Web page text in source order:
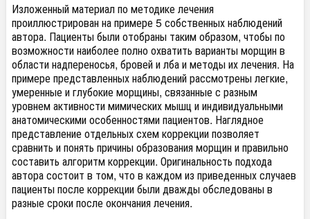
Изложенный материал по методике лечения
проиллюстрирован на примере 5 собственных наблюдений
автора. Пациенты были отобраны таким образом, чтобы по
возможности наиболее полно охватить варианты морщин в
области надпереносья, бровей и лба и методы их лечения. На
примере представленных наблюдений рассмотрены легкие,
умеренные и глубокие морщины, связанные с разным
уровнем активности мимических мышц и индивидуальными
анатомическими особенностями пациентов. Наглядное
представление отдельных схем коррекции позволяет
сравнить и понять причины образования морщин и правильно
составить алгоритм коррекции. Оригинальность подхода
автора состоит в том, что в каждом из приведенных случаев
пациенты после коррекции были дважды обследованы в
разные сроки после окончания лечения.